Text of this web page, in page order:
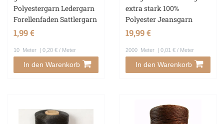
Polyestergarn Ledergarn
Forellenfaden Sattlergarn
1,99 €
10 Meter | 0,20 € / Meter
In den Warenkorb
extra stark 100%
Polyester Jeansgarn
19,99 €
2000 Meter | 0,01 € / Meter
In den Warenkorb